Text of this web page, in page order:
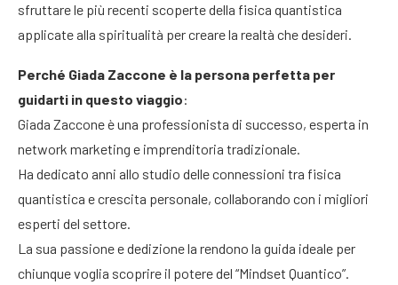
sfruttare le più recenti scoperte della fisica quantistica
applicate alla spiritualità per creare la realtà che desideri.
Perché Giada Zaccone è la persona perfetta per
guidarti in questo viaggio:
Giada Zaccone è una professionista di successo, esperta in
network marketing e imprenditoria tradizionale.
Ha dedicato anni allo studio delle connessioni tra fisica
quantistica e crescita personale, collaborando con i migliori
esperti del settore.
La sua passione e dedizione la rendono la guida ideale per
chiunque voglia scoprire il potere del “Mindset Quantico”.